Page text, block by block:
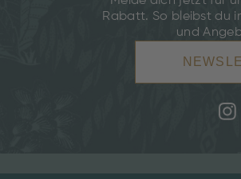
Rabatt. So bleibst du
und